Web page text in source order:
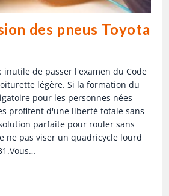
des pneus Toyota
inutile de passer l'examen du Code
légère. Si la formation du
pour les personnes nées
profitent d'une liberté totale sans
parfaite pour rouler sans
ne pas viser un quadricycle lourd